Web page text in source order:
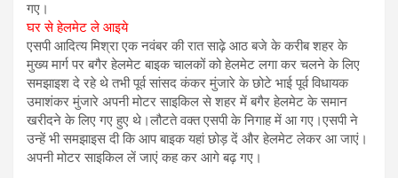
गए।
घर से हेलमेट ले आइये
एसपी आदित्य मिश्रा एक नवंबर की रात साढ़े आठ बजे के करीब शहर के
मुख्य मार्ग पर बगैर हेलमेट बाइक चालकों को हेलमेट लगा कर चलने के लिए
समझाइश दे रहे थे तभी पूर्व सांसद कंकर मुंजारे के छोटे भाई पूर्व विधायक
उमाशंकर मुंजारे अपनी मोटर साइकिल से शहर में बगैर हेलमेट के समान
खरीदने के लिए गए हुए थे।लौटते वक्त एसपी के निगाह में आ गए।एसपी ने
उन्हें भी समझाइस दी कि आप बाइक यहां छोड़ दें और हेलमेट लेकर आ जाएं।
अपनी मोटर साइकिल लें जाएं कह कर आगे बढ़ गए।